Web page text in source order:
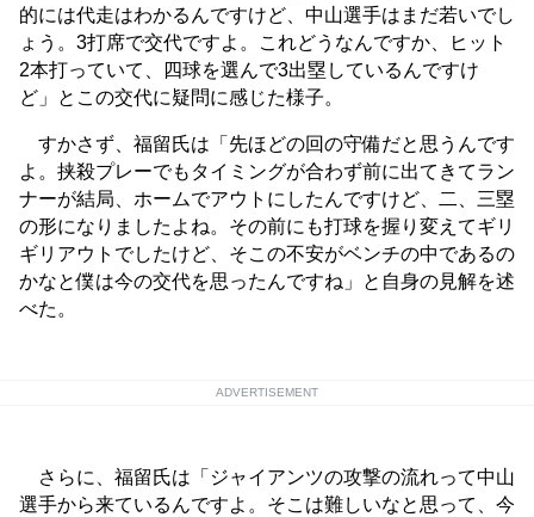
的には代走はわかるんですけど、中山選手はまだ若いでし
ょう。3打席で交代ですよ。これどうなんですか、ヒット
2本打っていて、四球を選んで3出塁しているんですけ
ど」とこの交代に疑問に感じた様子。
すかさず、福留氏は「先ほどの回の守備だと思うんです
よ。挟殺プレーでもタイミングが合わず前に出てきてラン
ナーが結局、ホームでアウトにしたんですけど、二、三塁
の形になりましたよね。その前にも打球を握り変えてギリ
ギリアウトでしたけど、そこの不安がベンチの中であるの
かなと僕は今の交代を思ったんですね」と自身の見解を述
べた。
ADVERTISEMENT
さらに、福留氏は「ジャイアンツの攻撃の流れって中山
選手から来ているんですよ。そこは難しいなと思って、今